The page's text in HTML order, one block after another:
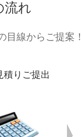
流れ
目線からご提案！
積りご提出